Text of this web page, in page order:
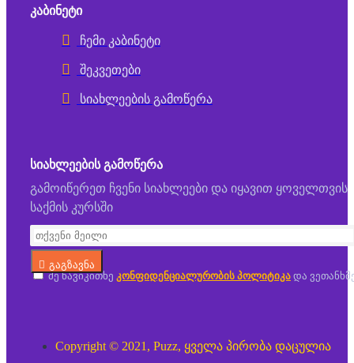
ᲙᲐᲑᲘᲜᲔᲢᲘ
ჩემი კაბინეტი
შეკვეთები
სიახლეების გამოწერა
ᲡᲘᲐᲮᲚᲔᲔᲑᲘᲡ ᲒᲐᲛᲝᲬᲔᲠᲐ
გამოიწერეთ ჩვენი სიახლეები და იყავით ყოველთვის
საქმის კურსში
გაგზავნა
მე წავიკითხე კონფიდენციალურობის პოლიტიკა და
Copyright © 2021, Puzz, ყველა პირობა დაცულია